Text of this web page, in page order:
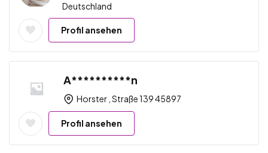
Deutschland
Profil ansehen
A**********n
Horster , Straße 139 45897
Profil ansehen